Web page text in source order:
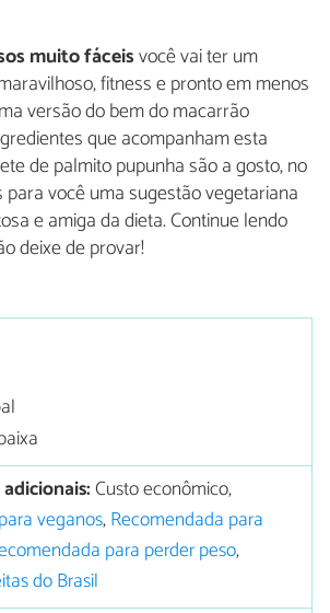
muito fáceisvocê vai ter um
fitness e pronto em menos
versão do bem do macarrão
que acompanham esta
de palmito pupunha são a gosto, no
você uma sugestão vegetariana
e amiga da dieta. Continue lendo
deixe de provar!
Custo econômico,
veganos,Recomendada para
para perder peso,
do Brasil